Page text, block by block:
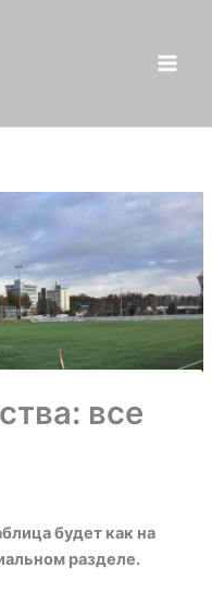
все
будет как на
разделе.